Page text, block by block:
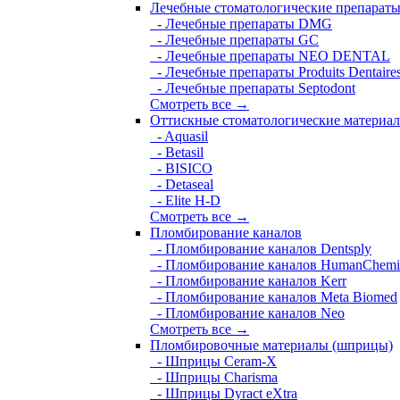
Лечебные стоматологические препараты
- Лечебные препараты DMG
- Лечебные препараты GC
- Лечебные препараты NEO DENTAL
- Лечебные препараты Produits
- Лечебные препараты Septodont
Смотреть все →
Оттискные стоматологические
- Aquasil
- Betasil
- BISICO
- Detaseal
- Elite H-D
Смотреть все →
Пломбирование каналов
- Пломбирование каналов Dentsply
- Пломбирование каналов
- Пломбирование каналов Kerr
- Пломбирование каналов Meta Biomed
- Пломбирование каналов Neo
Смотреть все →
Пломбировочные материалы (шприцы)
- Шприцы Ceram-X
- Шприцы Charisma
- Шприцы Dyract eXtra